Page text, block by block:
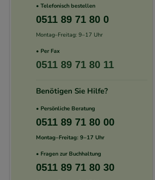
• Telefonisch bestellen
0511 89 71 80 0
Montag–Freitag: 9–17 Uhr
• Per Fax
0511 89 71 80 11
Benötigen Sie Hilfe?
• Persönliche Beratung
0511 89 71 80 00
Montag–Freitag: 9–17 Uhr
• Fragen zur Buchhaltung
0511 89 71 80 30